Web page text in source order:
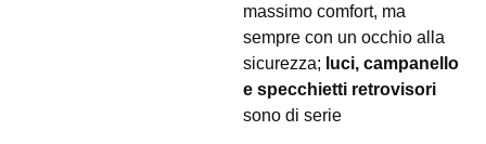
massimo comfort, ma
sempre con un occhio alla
sicurezza; luci, campanello
e specchietti retrovisori
sono di serie